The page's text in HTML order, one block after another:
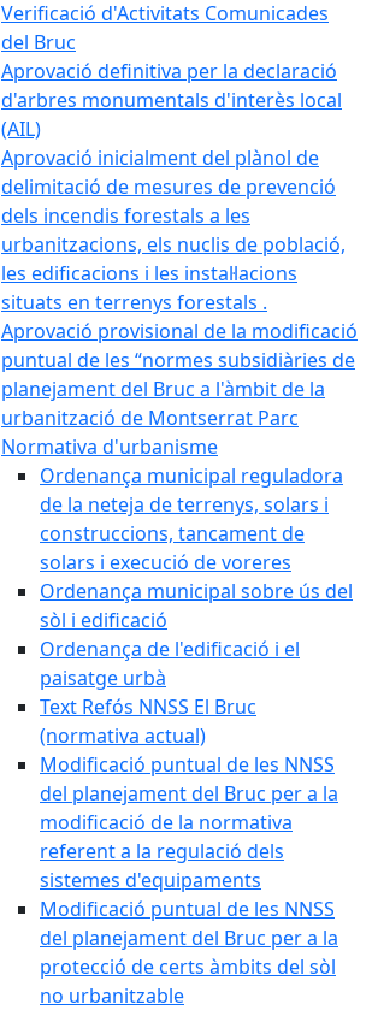
Verificació d'Activitats Comunicades
del Bruc
Aprovació definitiva per la declaració
d'arbres monumentals d'interès local
(AIL)
Aprovació inicialment del plànol de
delimitació de mesures de prevenció
dels incendis forestals a les
urbanitzacions, els nuclis de població,
les edificacions i les instal·lacions
situats en terrenys forestals .
Aprovació provisional de la modificació
puntual de les “normes subsidiàries de
planejament del Bruc a l'àmbit de la
urbanització de Montserrat Parc
Normativa d'urbanisme
Ordenança municipal reguladora
de la neteja de terrenys, solars i
construccions, tancament de
solars i execució de voreres
Ordenança municipal sobre ús del
sòl i edificació
Ordenança de l'edificació i el
paisatge urbà
Text Refós NNSS El Bruc
(normativa actual)
Modificació puntual de les NNSS
del planejament del Bruc per a la
modificació de la normativa
referent a la regulació dels
sistemes d'equipaments
Modificació puntual de les NNSS
del planejament del Bruc per a la
protecció de certs àmbits del sòl
no urbanitzable